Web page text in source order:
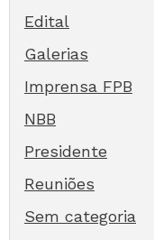
Edital
Galerias
Imprensa FPB
NBB
Presidente
Reuniões
Sem categoria